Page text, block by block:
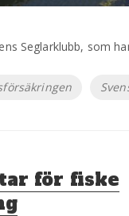
Seglarklubb, som
för fiske